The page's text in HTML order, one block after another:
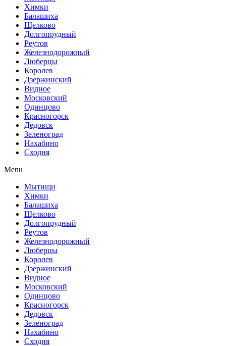
Химки
Балашиха
Щелково
Долгопрудный
Реутов
Железнодорожный
Люберцы
Королев
Дзержинский
Видное
Московский
Одинцово
Красногорск
Дедовск
Зеленоград
Нахабино
Сходня
Menu
Мытищи
Химки
Балашиха
Щелково
Долгопрудный
Реутов
Железнодорожный
Люберцы
Королев
Дзержинский
Видное
Московский
Одинцово
Красногорск
Дедовск
Зеленоград
Нахабино
Сходня